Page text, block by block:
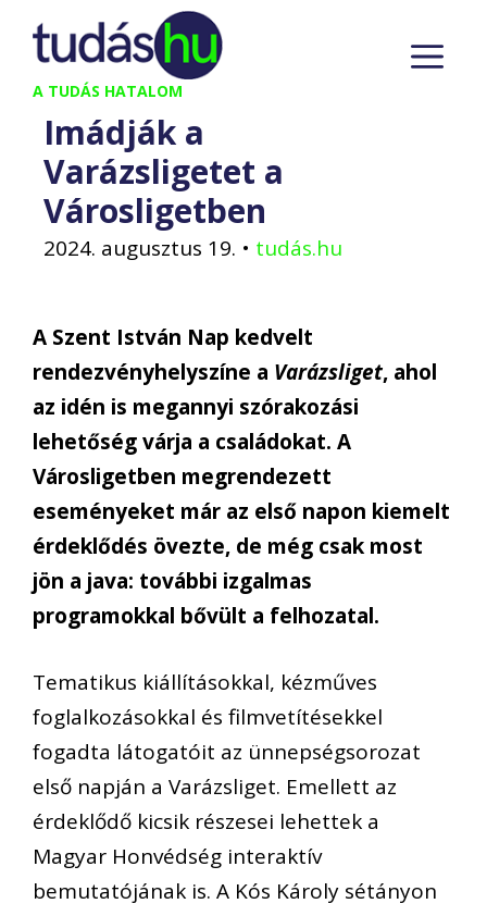
Kilépés
tartalomba
A TUDÁS HATALOM
Imádják a
Varázsligetet a
Városligetben
2024. augusztus 19. • tudás.hu
A Szent István Nap kedvelt
rendezvényhelyszíne a Varázsliget, ahol
az idén is megannyi szórakozási
lehetőségvárja a családokat. A
Városligetben megrendezett
eseményeket már az első napon kiemelt
érdeklődés övezte, de még csak most
jön a java: további izgalmas
programokkal bővült a felhozatal.
Tematikus kiállításokkal, kézműves
foglalkozásokkal és filmvetítésekkel
fogadta látogatóit az ünnepségsorozat
első napján a Varázsliget. Emellett az
érdeklődő kicsik részesei lehettek a
Magyar Honvédség interaktív
bemutatójának is. A Kós Károly sétányon